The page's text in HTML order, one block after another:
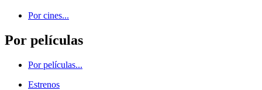
Por cines...
Por películas
Por películas...
Estrenos